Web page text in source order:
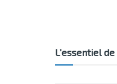
L’essentiel